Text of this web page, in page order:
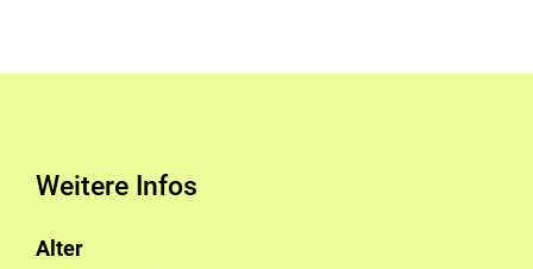
Weitere Infos
Alter